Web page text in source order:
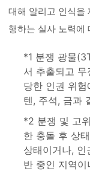
대해 알리고 인식을
행하는 실사 노력에
*1 분쟁 광물
서 추출되고
당한 인권 위
텐, 주석, 금과
*2 분쟁 및 고
한 충돌 후 상
상태이거나,
반 중인 지역이